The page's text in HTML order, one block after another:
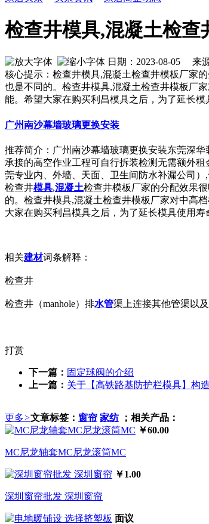
检查井模具,混凝土检查
日期：2023-08-05 来源
核心提示：检查井模具,混凝土检查井模板厂家
也是不同的。检查井模具,混凝土检查井模板厂
能。希望大家在购买利昌模具之后，为了延长
广州南沙幕墙玻璃更换安装
推荐简介：广州南沙幕墙玻璃更换安装东莞深
承接的高空作业工程可自行拆装检测无需额外
莞专业内、外墙、天面、卫生间防水补漏公司
检查井模具,混凝土检查井模板厂家的分配效果
的。检查井模具,混凝土检查井模板厂家对中高
大家在购买利昌模具之后，为了延长模具使用
相关建材词条解释：
检查井
检查井（manhole）排水管渠上连接其他管渠以
打赏
下一篇： 固定球阀的介绍
上一篇： 关于【高铁路基防护栏模具】构
更多>文章标签： 窗帘 家纺；相关产品：
￥60.00
MC尼龙轴套MC尼龙滚筒MC
￥1.00
深圳窗帘批发 深圳窗帘
面议